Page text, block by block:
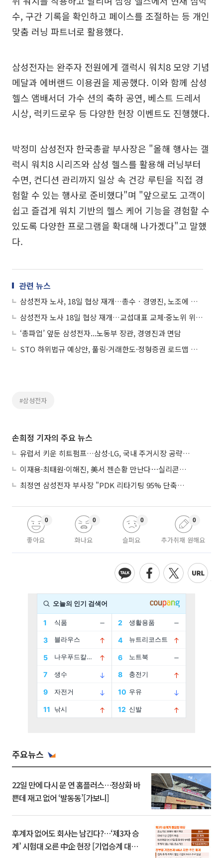
수, 구간 기록을 확인하고 페이스를 조절하는 등 개인
맞춤 러닝 파트너로 활용했다.
삼성전자는 완주자 전원에게 갤럭시 워치8 모양 기념
메달과 에버랜드 이용권을 제공했다. 이와 함께 삼성
헬스 앰배서더 가수 션의 축하 공연, 베스트 드레서
시상, 럭키드로우 등 다양한 현장 이벤트도 진행했다.
박정미 삼성전자 한국총괄 부사장은 "올해 행사는 갤
럭시 워치8 시리즈와 삼성 헬스를 활용해 러닝부터
수면, 컨디션 관리까지 일상 속 건강 루틴을 직접 경
험할 수 있는 행사로 준비했다"며 "앞으로도 고객이
쉽고 즐겁게 워치 기반의 헬스 케어 기능을 경험할 수
있도록 다양한 프로그램을 확대해 나가겠다"고 말했
다.
관련 뉴스
삼성전자 노사, 18일 협상 재개…총수ㆍ경영진, 노조에 잇단 대화 손짓
삼성전자 노사 18일 협상 재개…교섭대표 교체·중노위 위원장 직접 참관
‘총파업’ 앞둔 삼성전자...노동부 장관, 경영진과 면담
STO 하위법규 예상안, 풀링·거래한도·정형증권 로드맵 제시
#삼성전자
손희정 기자의 주요 뉴스
유럽서 키운 히트펌프…삼성·LG, 국내 주거시장 공략 ‘속도’
이재용·최태원·이해진, 美서 젠슨황 만난다⋯실리콘밸리 집결하는 AI리더
최정연 삼성전자 부사장 "PDK 리타기팅 95% 단축…에이전트 AI 시범 활용"
좋아요
0
화나요
0
슬퍼요
0
추가취재 원해요
0
주요뉴스
22일 만에 다시 문 연 홈플러스…정상화 바
쁜데 재고 없어 ‘발동동’[가보니]
후계자 없어도 회사는 남긴다?…‘제3자 승
계’ 시험대 오른 中企 현장 [기업승계 대전